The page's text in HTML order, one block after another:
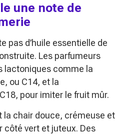
une note de
pas d’huile essentielle de
Les parfumeurs
lactoniques comme la
ou C14, et la
pour imiter le fruit mûr.
la chair douce, crémeuse et
côté vert et juteux. Des